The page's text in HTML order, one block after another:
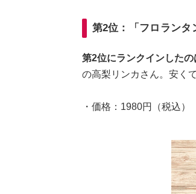
第2位：「フロランタ
第2位にランクインしたの
の高梨リンカさん。安く
・価格：1980円（税込）